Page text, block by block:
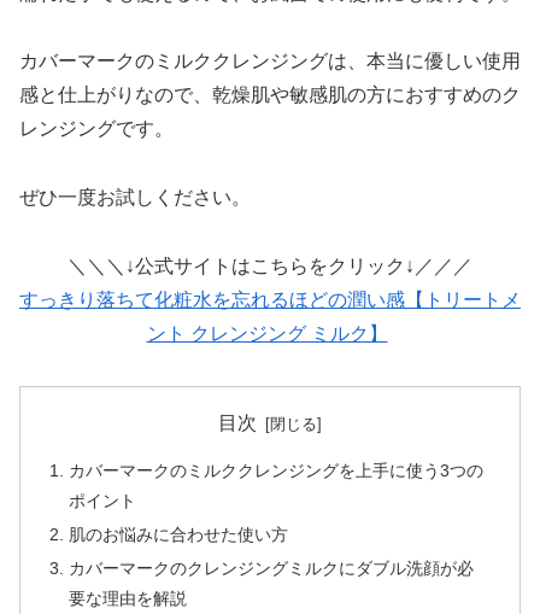
カバーマークのミルククレンジングは、本当に優しい使用
感と仕上がりなので、乾燥肌や敏感肌の方におすすめのク
レンジングです。
ぜひ一度お試しください。
＼＼＼↓公式サイトはこちらをクリック↓／／／
すっきり落ちて化粧水を忘れるほどの潤い感【トリートメ
ント クレンジング ミルク】
目次
カバーマークのミルククレンジングを上手に使う3つの
ポイント
肌のお悩みに合わせた使い方
カバーマークのクレンジングミルクにダブル洗顔が必
要な理由を解説